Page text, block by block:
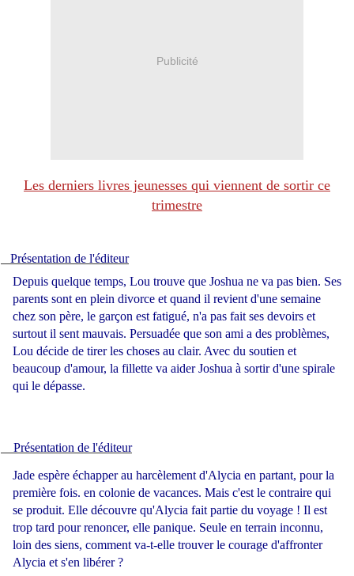
Publicité
Les derniers livres jeunesses qui viennent de sortir ce
trimestre
Présentation de l'éditeur
Depuis quelque temps, Lou trouve que Joshua ne va pas bien. Ses
parents sont en plein divorce et quand il revient d'une semaine
chez son père, le garçon est fatigué, n'a pas fait ses devoirs et
surtout il sent mauvais. Persuadée que son ami a des problèmes,
Lou décide de tirer les choses au clair. Avec du soutien et
beaucoup d'amour, la fillette va aider Joshua à sortir d'une spirale
qui le dépasse.
Présentation de l'éditeur
Jade espère échapper au harcèlement d'Alycia en partant, pour la
première fois. en colonie de vacances. Mais c'est le contraire qui
se produit. Elle découvre qu'Alycia fait partie du voyage ! Il est
trop tard pour renoncer, elle panique. Seule en terrain inconnu,
loin des siens, comment va-t-elle trouver le courage d'affronter
Alycia et s'en libérer ?